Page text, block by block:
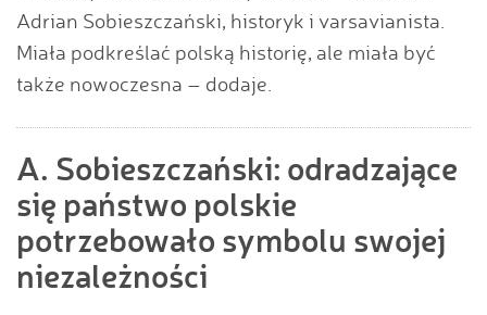
Adrian Sobieszczański, historyk i varsavianista.
Miała podkreślać polską historię, ale miała być
także nowoczesna – dodaje.
A. Sobieszczański: odradzające
się państwo polskie
potrzebowało symbolu swojej
niezależności